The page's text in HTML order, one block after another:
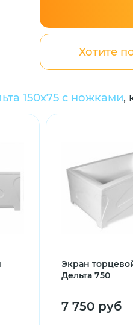
Хотите
150x75 с ножками,
Экран
Дельта 750
7 750 руб